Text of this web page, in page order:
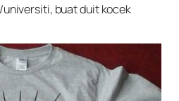
buat duit kocek